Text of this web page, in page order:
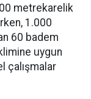
metrekarelik
1.000
60 badem
uygun
çalışmalar